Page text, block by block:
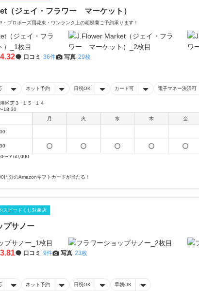
（ジェイ・フラワー マーケット）
プロポーズ用花束・ワンランク上の胡蝶蘭ご予約承ります！
4.32 口コミ 36件 写真 29枚
ネット予約 日祝OK カード可 電子マネー決済可
区芝３−１５−１４
18:30
月
火 水 木 金
〜￥60,000
円分のAmazonギフトカードが当たる！
スピードくじ対象店
プサノー
3.81 口コミ 9件 写真 23枚
ネット予約 日祝OK 早朝OK